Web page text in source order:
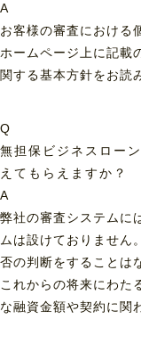
A
お客様の審査における
ホームページ上に記載
関する基本方針をお読
Q
無担保ビジネスロー
えてもらえますか？
A
弊社の審査システムに
ムは設けておりません
否の判断をすることは
これからの将来にわた
な融資金額や契約に関